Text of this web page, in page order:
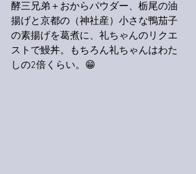
酵三兄弟＋おからパウダー、栃尾の油
揚げと京都の（神社産）小さな鴨茄子
の素揚げを葛煮に、礼ちゃんのリクエ
ストで鰻丼。もちろん礼ちゃんはわた
しの2倍くらい。😁